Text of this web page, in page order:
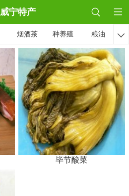
威宁特产
烟酒茶 种养殖 粮油 
毕节酸菜